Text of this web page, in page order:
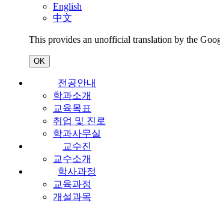
English
中文
This provides an unofficial translation by the
OK
전공안내
학과소개
교육목표
취업 및 진로
학과사무실
교수진
교수소개
학사과정
교육과정
개설과목